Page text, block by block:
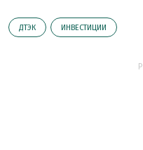
ДТЭК ИНВЕСТИЦИИ